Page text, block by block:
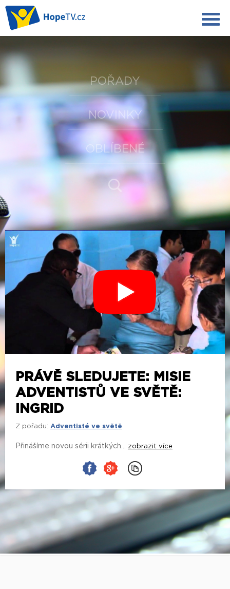
POŘADY
NOVINKY
OBLÍBENÉ
PRÁVĚ SLEDUJETE: MISIE
ADVENTISTŮ VE SVĚTĚ:
INGRID
Z pořadu: Adventisté ve světě
Přinášíme novou sérii krátkých... zobrazit více